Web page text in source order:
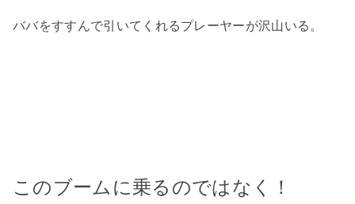
ババをすすんで引いてくれるプレーヤーが沢山いる。
このブームに乗るのではなく！